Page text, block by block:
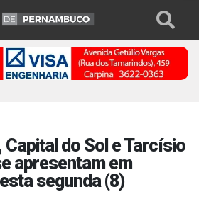
Capital do Sol e Tarcísio
apresentam em
segunda (8)